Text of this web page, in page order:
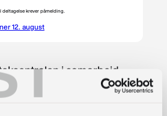
deltagelse krever påmelding.
12. august
i samarbeid